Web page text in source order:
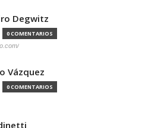
Degwitz
0 COMENTARIOS
Vázquez
0 COMENTARIOS